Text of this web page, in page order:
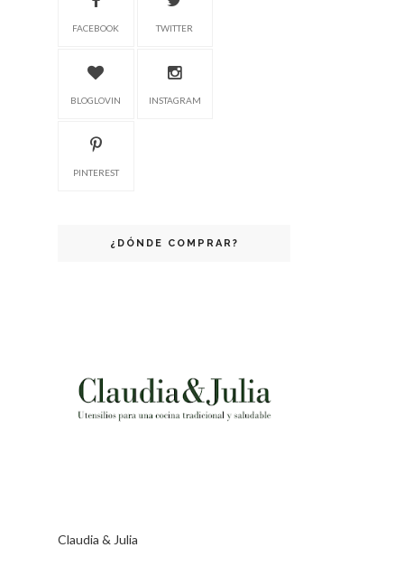
FACEBOOK TWITTER
BLOGLOVIN INSTAGRAM
PINTEREST
¿DÓNDE COMPRAR?
Claudia & Julia